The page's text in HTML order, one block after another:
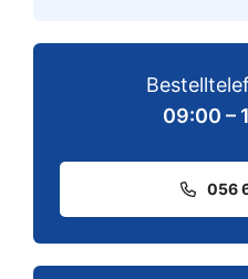
09:00 –
056